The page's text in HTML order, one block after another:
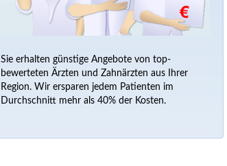
Sie erhalten günstige Angebote von top-
bewerteten Ärzten und Zahnärzten aus Ihrer
Region. Wir ersparen jedem Patienten im
Durchschnitt mehr als 40% der Kosten.